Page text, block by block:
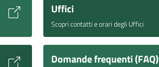
Uffici
Scopri contatti e orari degli Uffici
Domande frequenti (FAQ)